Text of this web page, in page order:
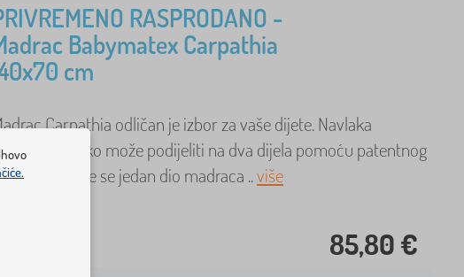
RASPRODANO -
Babymatex Carpathia
cm
Carpathia odličan je izbor za vaše dijete. Navlaka
se lako može podijeliti na dva dijela pomoću patentnog
čime se jedan dio madraca ..više
85,80 €